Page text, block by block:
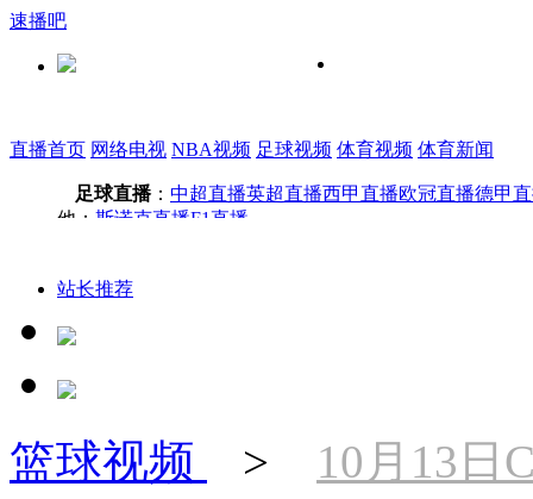
速播吧
直播首页 网络电视 NBA视频 足球视频 体育视频 体育新闻
足球直播： 中超直播英超直播西甲直播欧冠直播德甲
他： 斯诺克直播F1直播
站长推荐
篮球视频 > 10月13日